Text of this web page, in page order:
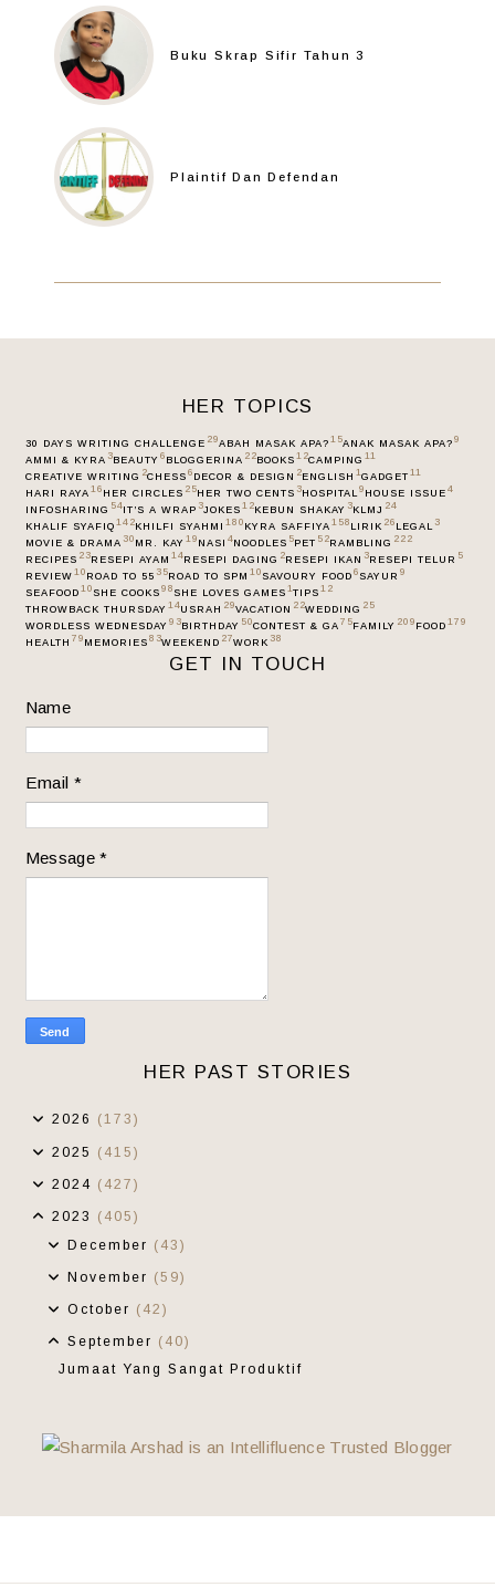
Buku Skrap Sifir Tahun 3
Plaintif Dan Defendan
HER TOPICS
30 DAYS WRITING CHALLENGE 29ABAH MASAK APA? 15ANAK MASAK APA? 9
AMMI & KYRA 3BEAUTY 6 BLOGGERINA 22BOOKS 12CAMPING 11
CREATIVE WRITING 2CHESS 6 DECOR & DESIGN 2ENGLISH 1GADGET 11
HARI RAYA 16 HER CIRCLES 25HER TWO CENTS 3HOSPITAL9 HOUSE ISSUE 4
INFOSHARING 54IT’S A WRAP 3JOKES 12KEBUN SHAKAY 3KLMJ 24
KHALIF SYAFIQ 142KHILFI SYAHMI 180 KYRA SAFFIYA 158 LIRIK 26 LEGAL3
MOVIE & DRAMA 30 MR. KAY 19 NASI 4NOODLES 5PET 52RAMBLING 222
RECIPES 23RESEPI AYAM 14RESEPI DAGING 2RESEPI IKAN 3RESEPI TELUR 5
REVIEW 10 ROAD TO 55 35ROAD TO SPM 10 SAVOURY FOOD 6 SAYUR 9
SEAFOOD 10 SHE COOKS 98 SHE LOVES GAMES 1TIPS 12
THROWBACK THURSDAY 14USRAH 29VACATION 22WEDDING 25
WORDLESS WEDNESDAY 93BIRTHDAY 50CONTEST & GA 75FAMILY 209 FOOD 179
HEALTH 79 MEMORIES 83WEEKEND 27WORK 38
GET IN TOUCH
Name
Email *
Message*
HER PAST STORIES
2026 (173)
2025 (415)
2024 (427)
2023 (405)
December (43)
November (59)
October (42)
September (40)
Jumaat Yang Sangat Produktif
Anda Suami Yang Hebat?